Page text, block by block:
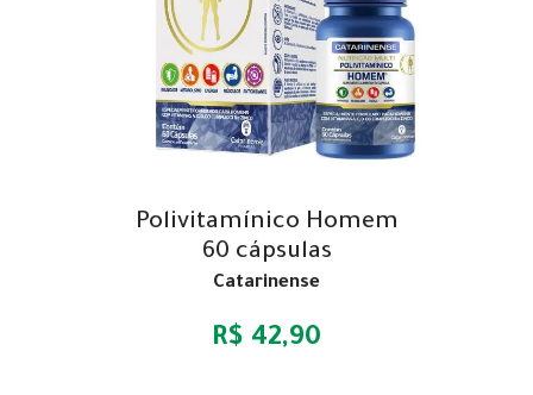
Polivitamínico Homem
60 cápsulas
Catarinense
R$ 42,90